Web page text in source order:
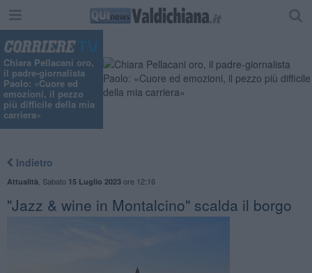
Chiara Pellacani oro,
il padre-giornalista
Paolo: «Cuore ed
emozioni, il pezzo
più difficile della mia
carriera»
Indietro
Attualità Sabato 15 Luglio 2023ore 12:16
"Jazz & wine in Montalcino" scalda il borgo